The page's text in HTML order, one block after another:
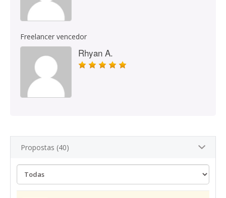
Freelancer vencedor
Rhyan A.
Propostas (40)